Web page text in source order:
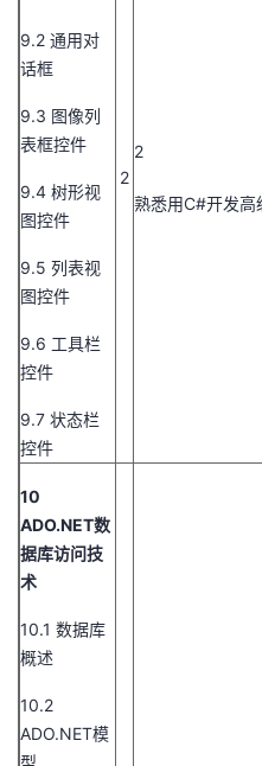
9.2 通用对
话框
9.3 图像列
表框控件
9.4 树形视
图控件
9.5 列表视
图控件
9.6 工具栏
控件
9.7 状态栏
控件
2
2
熟悉用C#开发高
10
ADO.NET数
据库访问技
术
10.1 数据库
概述
10.2
ADO.NET模
型